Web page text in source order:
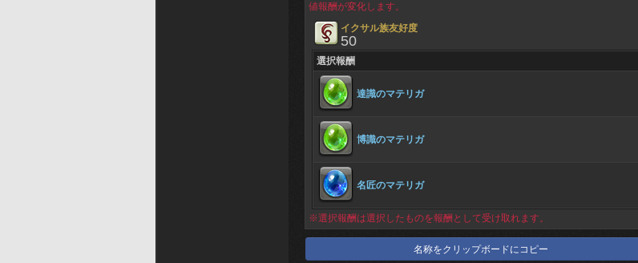
値報酬が変化します。
イクサル族友好度
50
選択報酬
達識のマテリガ
博識のマテリガ
名匠のマテリガ
※選択報酬は選択したものを報酬として受け取れます。
名称をクリップボードにコピー